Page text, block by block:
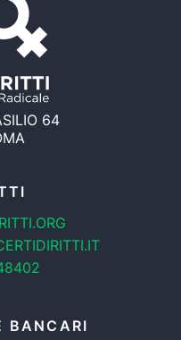
64
BANCARI